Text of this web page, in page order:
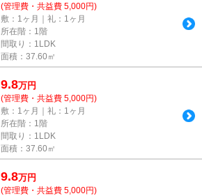
(管理費・共益費 5,000円)
敷：1ヶ月｜礼：1ヶ月
所在階：1階
間取り：1LDK
面積：37.60㎡
9.8万円
(管理費・共益費 5,000円)
敷：1ヶ月｜礼：1ヶ月
所在階：1階
間取り：1LDK
面積：37.60㎡
9.8万円
(管理費・共益費 5,000円)